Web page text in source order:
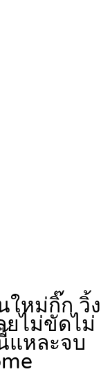
ใหม่กิ๊ก วิ้ง
ยไม่ขัดไม่
แหละจบ